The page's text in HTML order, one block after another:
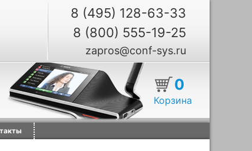
8 (495) 128-63-33
8 (800) 555-19-25
zapros@conf-sys.ru
0
Корзина